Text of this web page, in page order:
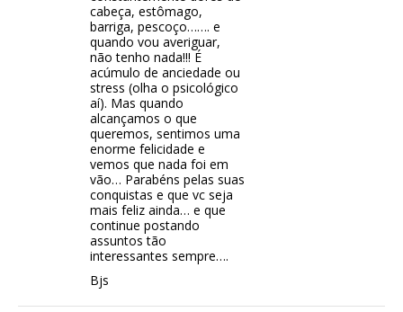
cabeça, estômago,
barriga, pescoço……. e
quando vou averiguar,
não tenho nada!!! É
acúmulo de anciedade ou
stress (olha o psicológico
aí). Mas quando
alcançamos o que
queremos, sentimos uma
enorme felicidade e
vemos que nada foi em
vão… Parabéns pelas suas
conquistas e que vc seja
mais feliz ainda… e que
continue postando
assuntos tão
interessantes sempre….
Bjs